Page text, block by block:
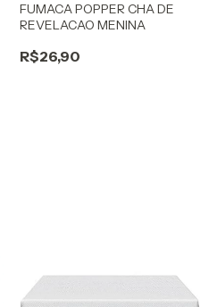
FUMACA POPPER CHA DE
REVELACAO MENINA
R$26,90